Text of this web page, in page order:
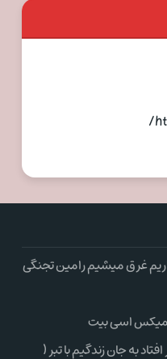
غرق میشیم رامین تجنگی
ریمیکس اسی بیت
به جان زندگیم با تبر (